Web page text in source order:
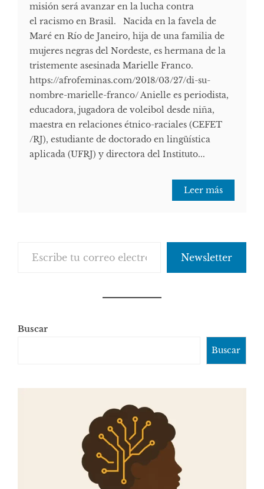
misión será avanzar en la lucha contra
el racismo en Brasil. Nacida en la favela de
Maré en Río de Janeiro, hija de una familia de
mujeres negras del Nordeste, es hermana de la
tristemente asesinada Marielle Franco.
https://afrofeminas.com/2018/03/27/di-su-
nombre-marielle-franco/ Anielle es periodista,
educadora, jugadora de voleibol desde niña,
maestra en relaciones étnico-raciales (CEFET
/RJ), estudiante de doctorado en lingüística
aplicada (UFRJ) y directora del Instituto...
Leer más
Newsletter
Buscar
Buscar